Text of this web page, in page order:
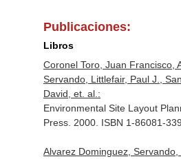
Publicaciones:
Libros
Coronel Toro, Juan Francisco,
Servando, Littlefair, Paul J.,
David, et. al.:
Environmental Site Layout
Press. 2000. ISBN 1-86081-
Alvarez Dominguez, Servando,